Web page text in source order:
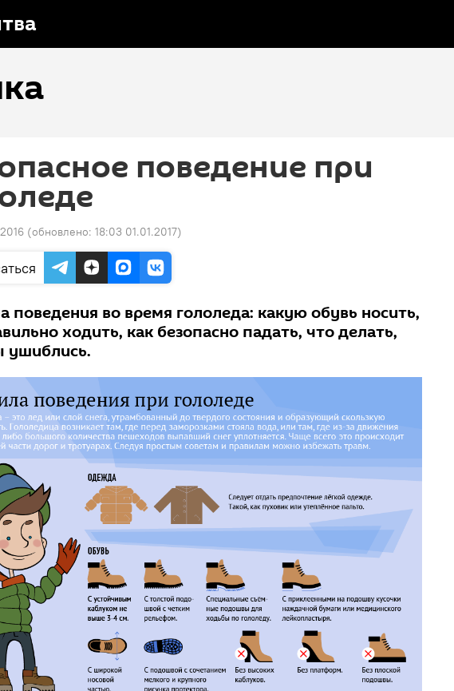
поведение при
(обновлено: 18:03 01.01.2017)
поведения во время гололеда: какую обувь носить,
ходить, как безопасно падать, что делать,
ушиблись.